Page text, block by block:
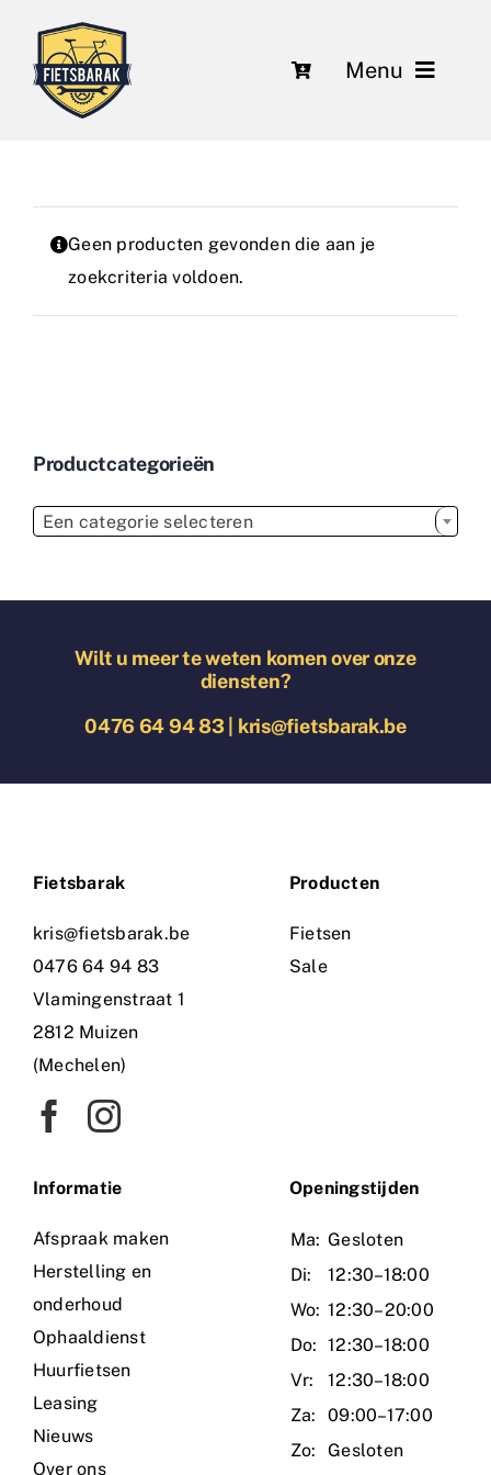
inhoud
Menu
Over ons
Leasing
Geen producten gevonden die aan je
zoekcriteria voldoen.
Productcategorieën
Een categorie selecteren
Wilt u meer te weten komen over onze
diensten?
0476 64 94 83| kris@fietsbarak.be
Fietsbarak
kris@fietsbarak.be
0476 64 94 83
Vlamingenstraat 1
2812 Muizen
(Mechelen)
Producten
Fietsen
Sale
Informatie
Afspraak maken
Herstelling en
onderhoud
Ophaaldienst
Huurfietsen
Leasing
Nieuws
Over ons
Openingstijden
Ma: Gesloten
Di:
12:30–18:00
Wo: 12:30–20:00
Do: 12:30–18:00
Vr:
12:30–18:00
Za:
09:00–17:00
Zo:
Gesloten